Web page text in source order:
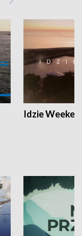
Idzie